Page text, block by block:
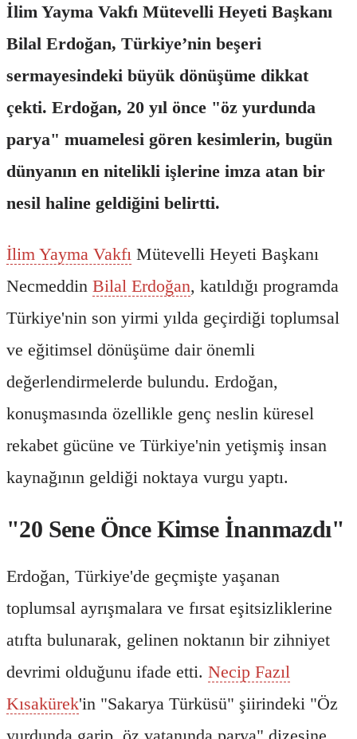
İlim Yayma Vakfı Mütevelli Heyeti Başkanı
Bilal Erdoğan, Türkiye’nin beşeri
sermayesindeki büyük dönüşüme dikkat
çekti. Erdoğan, 20 yıl önce "öz yurdunda
parya" muamelesi gören kesimlerin, bugün
dünyanın en nitelikli işlerine imza atan bir
nesil haline geldiğini belirtti.
İlim Yayma Vakfı Mütevelli Heyeti Başkanı
Necmeddin Bilal Erdoğan, katıldığı programda
Türkiye'nin son yirmi yılda geçirdiği toplumsal
ve eğitimsel dönüşüme dair önemli
değerlendirmelerde bulundu. Erdoğan,
konuşmasında özellikle genç neslin küresel
rekabet gücüne ve Türkiye'nin yetişmiş insan
kaynağının geldiği noktaya vurgu yaptı.
"20 Sene Önce Kimse İnanmazdı"
Erdoğan, Türkiye'de geçmişte yaşanan
toplumsal ayrışmalara ve fırsat eşitsizliklerine
atıfta bulunarak, gelinen noktanın bir zihniyet
devrimi olduğunu ifade etti. Necip Fazıl
Kısakürek'in "Sakarya Türküsü" şiirindeki "Öz